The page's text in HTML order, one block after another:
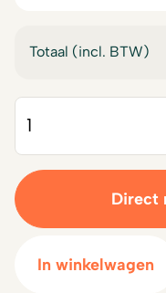
Totaal (incl. BTW)
In winkelwagen